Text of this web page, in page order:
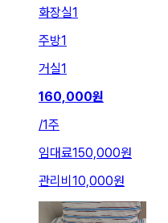
화장실1
주방1
거실1
160,000원
/1주
임대료150,000원
관리비 10,000원